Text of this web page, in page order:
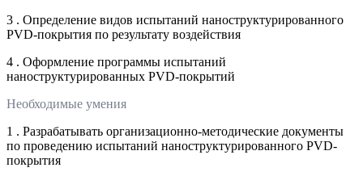
3 . Определение видов испытаний наноструктурированного
PVD-покрытия по результату воздействия
4 . Оформление программы испытаний
наноструктурированных PVD-покрытий
Необходимые умения
1 . Разрабатывать организационно-методические документы
по проведению испытаний наноструктурированного PVD-
покрытия